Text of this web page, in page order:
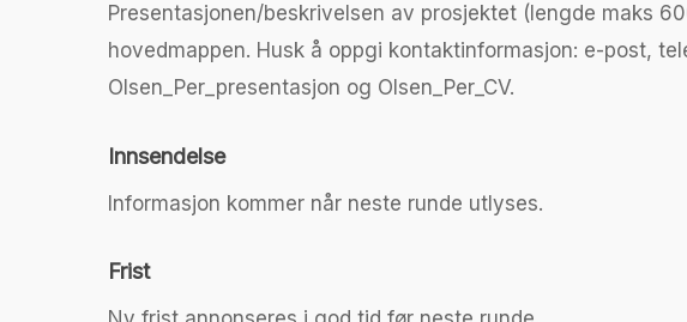
Presentasjonen/beskrivelsen av prosjektet (lengde maks
hovedmappen. Husk å oppgi kontaktinformasjon: e-post,
Olsen_Per_presentasjon og Olsen_Per_CV.
Innsendelse
Informasjon kommer når neste runde utlyses.
Frist